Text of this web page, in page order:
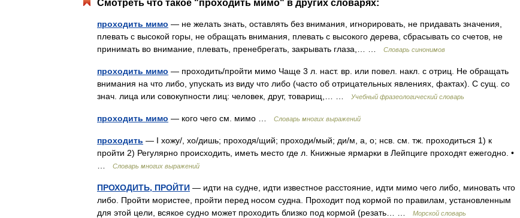
Смотреть что такое "проходить мимо" в других словарях:
проходить мимо — не желать знать, оставлять без внимания, игнорировать, не придавать значения,
плевать с высокой горы, не обращать внимания, плевать с высокого дерева, сбрасывать со счетов, не
принимать во внимание, плевать, пренебрегать, закрывать глаза,… …
Словарь синонимов
проходить мимо — проходить/пройти мимо Чаще 3 л. наст. вр. или повел. накл. с отриц. Не обращать
внимания на что либо, упускать из виду что либо (часто об отрицательных явлениях, фактах). С сущ. со
знач. лица или совокупности лиц: человек, друг, товарищ,… …
Учебный фразеологический словарь
проходить мимо — кого чего см. мимо … Словарь многих выражений
проходить — I хожу/, хо/дишь; проходя/щий; проходи/мый; ди/м, а, о; нсв. см. тж. проходиться 1) к
пройти 2) Регулярно происходить, иметь место где л. Книжные ярмарки в Лейпциге проходят ежегодно. •
Словарь многих выражений
ПРОХОДИТЬ, ПРОЙТИ — идти на судне, идти известное расстояние, идти мимо чего либо, миновать что
либо. Пройти мористее, пройти перед носом судна. Проходит под кормой по правилам, установленным
для этой цели, всякое судно может проходить близко под кормой (резать… …
Морской словарь